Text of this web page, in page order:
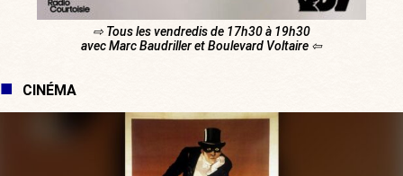
⇨ Tous les vendredis de 17h30 à 19h30
avec Marc Baudriller et Boulevard Voltaire ⇦
CINÉMA